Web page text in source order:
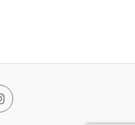
Instagram